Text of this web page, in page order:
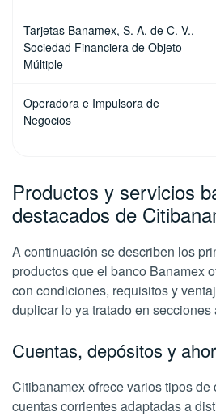
Tarjetas Banamex, S. A. de C. V.,
Sociedad Financiera de Objeto
Múltiple
Operadora e Impulsora de
Negocios
Productos y servicios
destacados de
A continuación se describen los
productos que el banco Banamex
con condiciones, requisitos y
duplicar lo ya tratado en secciones
Cuentas, depósitos y
Citibanamex ofrece varios tipos de
cuentas corrientes adaptadas a